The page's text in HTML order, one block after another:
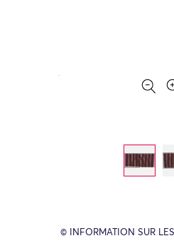
© INFORMATION SUR